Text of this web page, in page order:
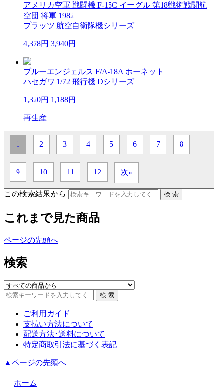
アメリカ空軍 戦闘機 F-15C イーグル 第18戦術戦闘航
空団 将軍 1982
プラッツ 航空自衛隊機シリーズ
4,378円 3,940円
ブルーエンジェルス F/A-18A ホーネット
ハセガワ 1/72 飛行機 Dシリーズ
1,320円 1,188円
再生産
1 2 3 4 5 6 7 8
9 10 11 12 次»
この検索結果から
これまで見た商品
ページの先頭へ
検索
ご利用ガイド
支払い方法について
配送方法･送料について
特定商取引法に基づく表記
▲ページの先頭へ
ホーム